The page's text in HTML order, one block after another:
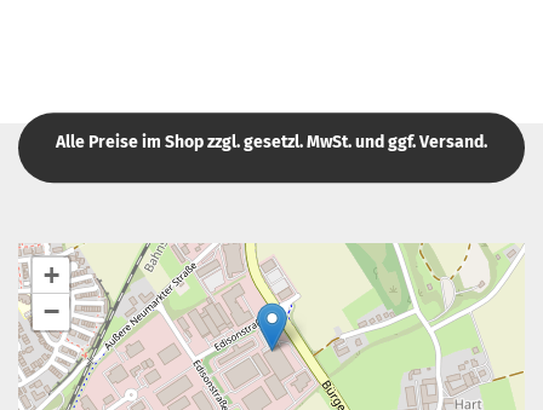
Alle Preise im Shop zzgl. gesetzl. MwSt. und ggf. Versand.
+
−